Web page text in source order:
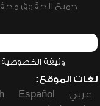
جميع الحقوق محفوظة © 2026 - 1998
وثيقة الخصوصية
لغات الموقع:
عربي
Español